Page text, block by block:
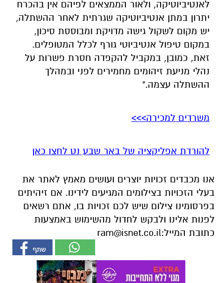
לאנטיביוטיקה, ולאור הממצאים לפיהם אין בהכרח
יתרון במתן אנטיביוטיקה שגרתית לאחר ההשתלה,
יש מקום לשקול גישה מדויקת ומבוססת סיכון,
במקום טיפול אנטיביוטי גורף לכלל המטופלים.
זאת, כמובן, במקביל להקפדה חסרת פשרות על
נהלי מניעת זיהומים מחמירים לפני ובמהלך
ההשתלה עצמה."
משרדים למכירה>>>
להורדת אפליקציה של באר שבע נט לחצו כאן
אנו מכבדים זכויות יוצרים ועושים מאמץ לאתר את
בעלי הזכויות בצילומים המגיעים לידינו. אם זיהיתים
בפרסומינו צילום שיש לכם זכויות בו, אתם רשאים
לפנות אלינו ולבקש לחדול מהשימוש באמצעות
כתובת המייל:ram@isnet.co.il